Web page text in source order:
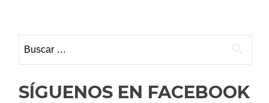
SÍGUENOS EN FACEBOOK